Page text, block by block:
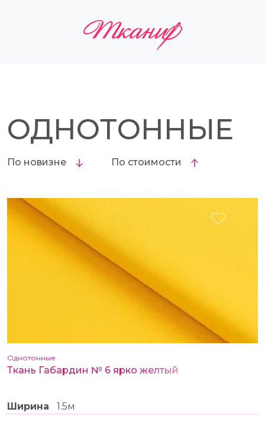
ОДНОТОННЫЕ
По новизне По стоимости
Однотонные
Ткань Габардин № 6 ярко желтый
Ширина 1.5м